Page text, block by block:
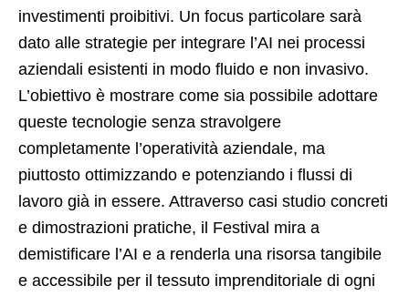
investimenti proibitivi. Un focus particolare sarà
dato alle strategie per integrare l’AI nei processi
aziendali esistenti in modo fluido e non invasivo.
L’obiettivo è mostrare come sia possibile adottare
queste tecnologie senza stravolgere
completamente l’operatività aziendale, ma
piuttosto ottimizzando e potenziando i flussi di
lavoro già in essere. Attraverso casi studio concreti
e dimostrazioni pratiche, il Festival mira a
demistificare l’AI e a renderla una risorsa tangibile
e accessibile per il tessuto imprenditoriale di ogni